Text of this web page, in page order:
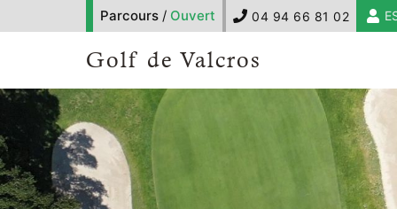
Parcours / Ouvert 04 94 66 81 02
Golf de Valcros